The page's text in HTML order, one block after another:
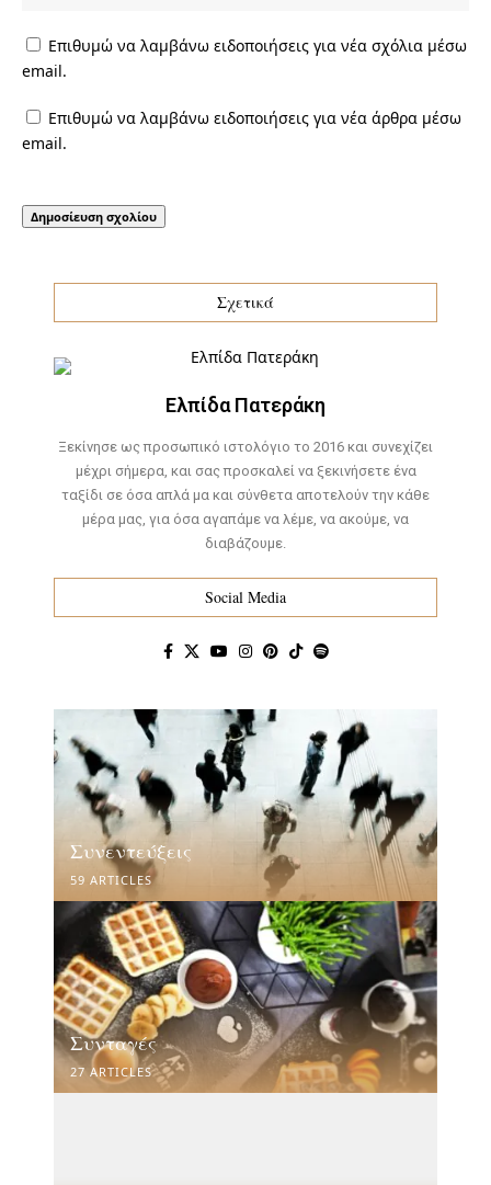
Επιθυμώ να λαμβάνω ειδοποιήσεις για νέα σχόλια μέσω
email.
Επιθυμώ να λαμβάνω ειδοποιήσεις για νέα άρθρα μέσω
email.
Σχετικά
Ελπίδα Πατεράκη
Ξεκίνησε ως προσωπικό ιστολόγιο το 2016 και συνεχίζει
μέχρι σήμερα, και σας προσκαλεί να ξεκινήσετε ένα
ταξίδι σε όσα απλά μα και σύνθετα αποτελούν την κάθε
μέρα μας, για όσα αγαπάμε να λέμε, να ακούμε, να
διαβάζουμε.
Social Media
Συνεντεύξεις
59 ARTICLES
Συνταγές
27 ARTICLES